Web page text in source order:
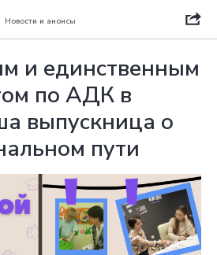
Новости и анонсы
и единственным
по АДК в
выпускница о
пути